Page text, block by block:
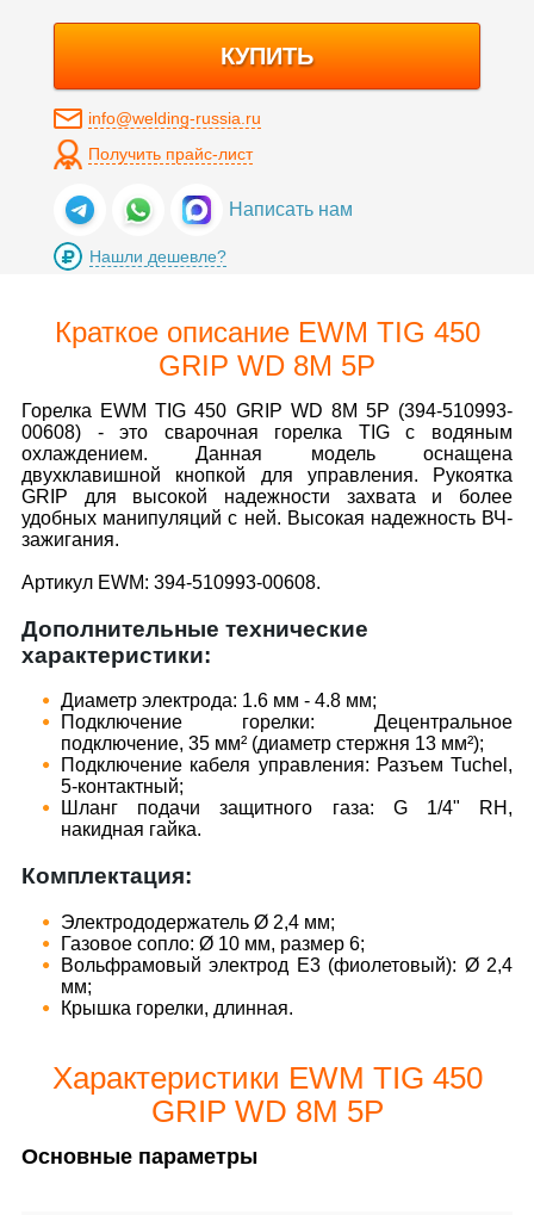
КУПИТЬ
info@welding-russia.ru
Получить прайс-лист
Написать нам
Нашли дешевле?
Краткое описание EWM TIG 450
GRIP WD 8M 5P
Горелка EWM TIG 450 GRIP WD 8M 5P (394-510993-
00608) - это сварочная горелка TIG с водяным
охлаждением. Данная модель оснащена
двухклавишной кнопкой для управления. Рукоятка
GRIP для высокой надежности захвата и более
удобных манипуляций с ней. Высокая надежность ВЧ-
зажигания.
Артикул EWM: 394-510993-00608.
Дополнительные технические
характеристики:
Диаметр электрода: 1.6 мм - 4.8 мм;
Подключение горелки: Децентральное
подключение, 35 мм² (диаметр стержня 13 мм²);
Подключение кабеля управления: Разъем Tuchel,
5-контактный;
Шланг подачи защитного газа: G 1/4" RH,
накидная гайка.
Комплектация:
Электрододержатель Ø 2,4 мм;
Газовое сопло: Ø 10 мм, размер 6;
Вольфрамовый электрод E3 (фиолетовый): Ø 2,4
мм;
Крышка горелки, длинная.
Характеристики EWM TIG 450
GRIP WD 8M 5P
Основные параметры